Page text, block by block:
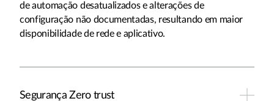
de automação desatualizados e alterações de
configuração não documentadas, resultando em maior
disponibilidade de rede e aplicativo.
Segurança Zero trust